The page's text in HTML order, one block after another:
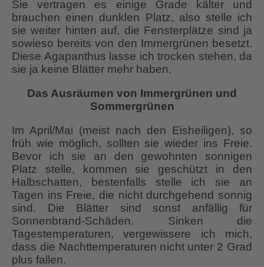
Sie vertragen es einige Grade kälter und
brauchen einen dunklen Platz, also stelle ich
sie weiter hinten auf, die Fensterplätze sind ja
sowieso bereits von den Immergrünen besetzt.
Diese Agapanthus lasse ich trocken stehen, da
sie ja keine Blätter mehr haben.
Das Ausräumen von Immergrünen und
Sommergrünen
Im April/Mai (meist nach den Eisheiligen), so
früh wie möglich, sollten sie wieder ins Freie.
Bevor ich sie an den gewohnten sonnigen
Platz stelle, kommen sie geschützt in den
Halbschatten, bestenfalls stelle ich sie an
Tagen ins Freie, die nicht durchgehend sonnig
sind. Die Blätter sind sonst anfällig für
Sonnenbrand-Schäden. Sinken die
Tagestemperaturen, vergewissere ich mich,
dass die Nachttemperaturen nicht unter 2 Grad
plus fallen.